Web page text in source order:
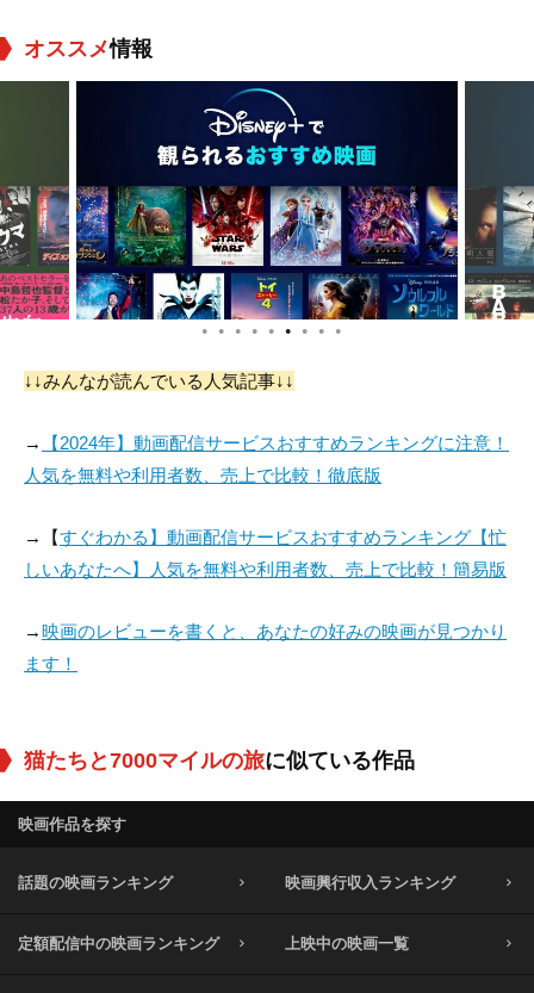
オススメ情報
● ● ● ● ● ● ● ● ●
↓↓みんなが読んでいる人気記事↓↓
→
【2024年】動画配信サービスおすすめランキングに注意！
人気を無料や利用者数、売上で比較！徹底版
→【すぐわかる】動画配信サービスおすすめランキング【忙
しいあなたへ】人気を無料や利用者数、売上で比較！簡易版
→映画のレビューを書くと、あなたの好みの映画が見つかり
ます！
猫たちと7000マイルの旅に似ている作品
映画作品を探す
話題の映画ランキング 映画興行収入ランキング
定額配信中の映画ランキング 上映中の映画一覧